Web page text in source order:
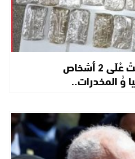
فرقة مكافحة العصابات طَاحْتْ عْلَى 2 أشخاص
وُ المخدرات..